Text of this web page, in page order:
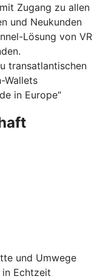
Zugang zu allen
und Neukunden
Lösung von VR
transatlantischen
Wallets
in Europe“
und Umwege
Echtzeit